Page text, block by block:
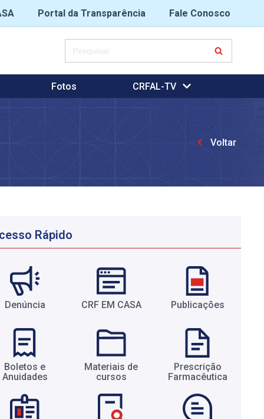
Portal da Transparência
Fale Conosco
Fotos CRFAL-TV
Voltar
Rápido
Denúncia CRF EM CASA Publicações
Boletos e
Anuidades​
Materiais de
cursos​
Prescrição
Farmacêutica​